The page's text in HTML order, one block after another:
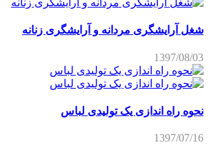
شغل آرایشگری مردانه و آرایشگری زنانه
1397/08/03
نحوه راه اندازی یک تولیدی لباس
1397/07/16